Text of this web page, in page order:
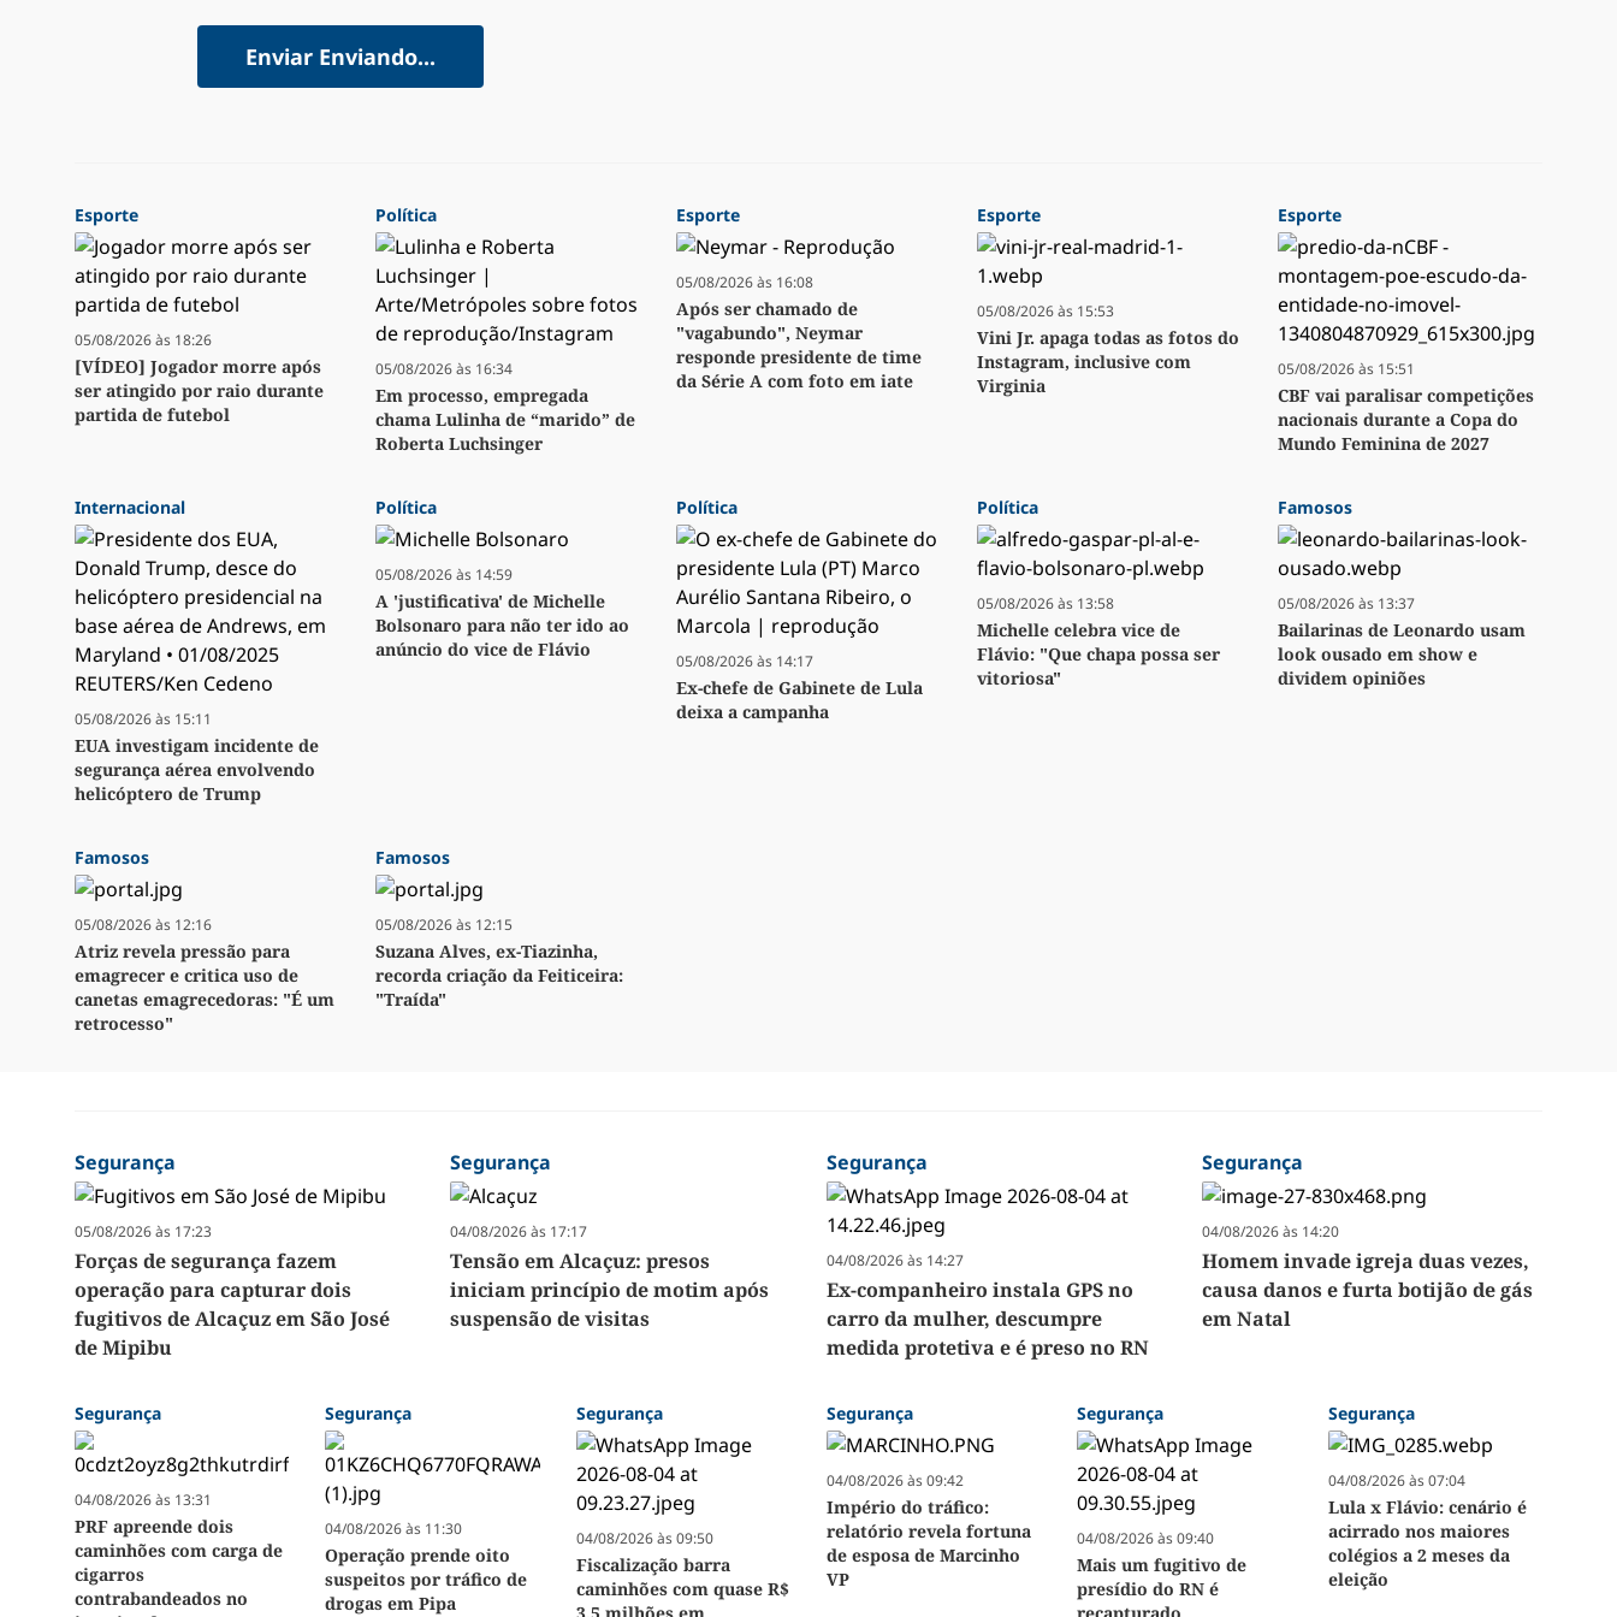
Enviar Enviando...
Esporte
05/08/2026 às 18:26
[VÍDEO] Jogador morre após
ser atingido por raio durante
partida de futebol
Política
05/08/2026 às 16:34
Em processo, empregada
chama Lulinha de “marido” de
Roberta Luchsinger
Esporte
05/08/2026 às 16:08
Após ser chamado de
"vagabundo", Neymar
responde presidente de time
da Série A com foto em iate
Esporte
05/08/2026 às 15:53
Vini Jr. apaga todas as fotos do
Instagram, inclusive com
Virginia
Esporte
05/08/2026 às 15:51
CBF vai paralisar competições
nacionais durante a Copa do
Mundo Feminina de 2027
Internacional
05/08/2026 às 15:11
EUA investigam incidente de
segurança aérea envolvendo
helicóptero de Trump
Política
05/08/2026 às 14:59
A 'justificativa' de Michelle
Bolsonaro para não ter ido ao
anúncio do vice de Flávio
Política
05/08/2026 às 14:17
Ex-chefe de Gabinete de Lula
deixa a campanha
Política
05/08/2026 às 13:58
Michelle celebra vice de
Flávio: "Que chapa possa ser
vitoriosa"
Famosos
05/08/2026 às 13:37
Bailarinas de Leonardo usam
look ousado em show e
dividem opiniões
Famosos
05/08/2026 às 12:16
Atriz revela pressão para
emagrecer e critica uso de
canetas emagrecedoras: "É um
retrocesso"
Famosos
05/08/2026 às 12:15
Suzana Alves, ex-Tiazinha,
recorda criação da Feiticeira:
"Traída"
Segurança
05/08/2026 às 17:23
Forças de segurança fazem
operação para capturar dois
fugitivos de Alcaçuz em São José
de Mipibu
Segurança
04/08/2026 às 17:17
Tensão em Alcaçuz: presos
iniciam princípio de motim após
suspensão de visitas
Segurança
04/08/2026 às 14:27
Ex-companheiro instala GPS no
carro da mulher, descumpre
medida protetiva e é preso no RN
Segurança
04/08/2026 às 14:20
Homem invade igreja duas vezes,
causa danos e furta botijão de gás
em Natal
Segurança
04/08/2026 às 13:31
PRF apreende dois
caminhões com carga de
cigarros
contrabandeados no
Segurança
04/08/2026 às 11:30
Operação prende oito
suspeitos por tráfico de
drogas em Pipa
Segurança
04/08/2026 às 09:50
Fiscalização barra
caminhões com quase R$
Segurança
04/08/2026 às 09:42
Império do tráfico:
relatório revela fortuna
de esposa de Marcinho
VP
Segurança
04/08/2026 às 09:40
Mais um fugitivo de
presídio do RN é
Segurança
04/08/2026 às 07:04
Lula x Flávio: cenário é
acirrado nos maiores
colégios a 2 meses da
eleição